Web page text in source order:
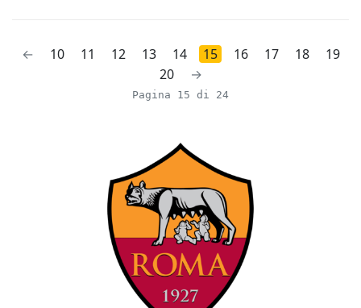
← 10 11 12 13 14 15 16 17 18
19
20
→
Pagina 15 di 24